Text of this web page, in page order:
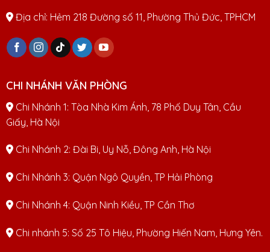
Địa chỉ: Hẻm 218 Đường số 11, Phường Thủ Đức, TPHCM
CHI NHÁNH VĂN PHÒNG
Chi Nhánh 1: Tòa Nhà Kim Ánh, 78 Phố Duy Tân, Cầu
Giấy, Hà Nội
Chi Nhánh 2: Đài Bi, Uy Nỗ, Đông Anh, Hà Nội
Chi Nhánh 3: Quận Ngô Quyền, TP Hải Phòng
Chi Nhánh 4: Quận Ninh Kiều, TP Cần Thơ
Chi nhánh 5: Số 25 Tô Hiệu, Phường Hiến Nam, Hưng Yên.